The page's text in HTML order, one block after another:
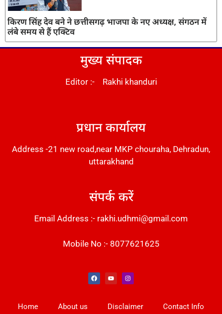
किरण सिंह देव बने ने छत्तीसगढ़ भाजपा के नए अध्यक्ष, संगठन में
लंबे समय से हैं एक्टिव
मुख्य संपादक
Editor :- Rakhi khanduri
प्रधान कार्यालय
Address -21 new road,near MKP chouraha, Dehradun,
uttarakhand
संपर्क करें
Email Address :- rakhi.udhmi@gmail.com
Mobile No :- 8077621625
Home About us Disclaimer Contact Info